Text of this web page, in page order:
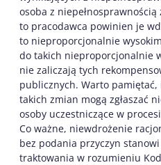
osoba z
to pracodawca powinien je
to nieproporcjonalnie
do takich nieproporcjonalnie
nie zaliczają tych
publicznych. Warto
takich zmian mogą zgłaszać
osoby uczestniczące w
Co ważne, niewdrożenie
bez podania przyczyn
traktowania w rozumieniu